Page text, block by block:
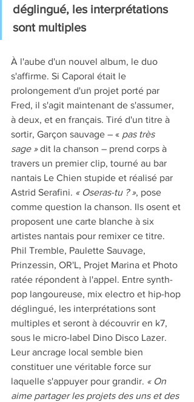
déglingué, les interprétations
sont multiples
À l'aube d'un nouvel album, le duo
s'affirme. Si Caporal était le
prolongement d'un projet porté par
Fred, il s'agit maintenant de s'assumer,
à deux, et en français. Tiré d'un titre à
sortir, Garçon sauvage – « pas très
sage » dit la chanson – prend corps à
travers un premier clip, tourné au bar
nantais Le Chien stupide et réalisé par
Astrid Serafini. « Oseras-tu ? », pose
comme question la chanson. Ils osent et
proposent une carte blanche à six
artistes nantais pour remixer ce titre.
Phil Tremble, Paulette Sauvage,
Prinzessin, OR'L, Projet Marina et Photo
ratée répondent à l'appel. Entre synth-
pop langoureuse, mix electro et hip-hop
déglingué, les interprétations sont
multiples et seront à découvrir en k7,
sous le micro-label Dino Disco Lazer.
Leur ancrage local semble bien
constituer une véritable force sur
laquelle s'appuyer pour grandir. « On
aime partager les projets des uns et des